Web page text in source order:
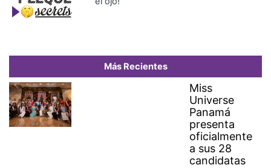
Más Recientes
Miss
Universe
Panamá
presenta
oficialmente
a sus 28
candidatas